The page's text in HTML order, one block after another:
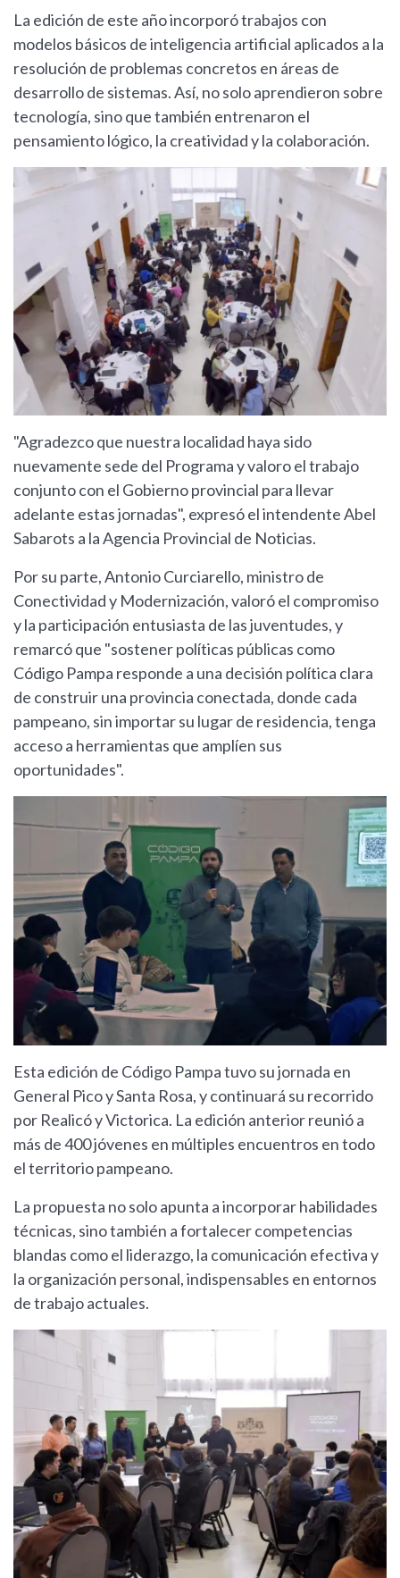
La edición de este año incorporó trabajos con
modelos básicos de inteligencia artificial aplicados a la
resolución de problemas concretos en áreas de
desarrollo de sistemas. Así, no solo aprendieron sobre
tecnología, sino que también entrenaron el
pensamiento lógico, la creatividad y la colaboración.
"Agradezco que nuestra localidad haya sido
nuevamente sede del Programa y valoro el trabajo
conjunto con el Gobierno provincial para llevar
adelante estas jornadas", expresó el intendente Abel
Sabarots a la Agencia Provincial de Noticias.
Por su parte, Antonio Curciarello, ministro de
Conectividad y Modernización, valoró el compromiso
y la participación entusiasta de las juventudes, y
remarcó que "sostener políticas públicas como
Código Pampa responde a una decisión política clara
de construir una provincia conectada, donde cada
pampeano, sin importar su lugar de residencia, tenga
acceso a herramientas que amplíen sus
oportunidades".
Esta edición de Código Pampa tuvo su jornada en
General Pico y Santa Rosa, y continuará su recorrido
por Realicó y Victorica. La edición anterior reunió a
más de 400 jóvenes en múltiples encuentros en todo
el territorio pampeano.
La propuesta no solo apunta a incorporar habilidades
técnicas, sino también a fortalecer competencias
blandas como el liderazgo, la comunicación efectiva y
la organización personal, indispensables en entornos
de trabajo actuales.